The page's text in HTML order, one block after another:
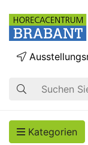
Suche
Kategorien